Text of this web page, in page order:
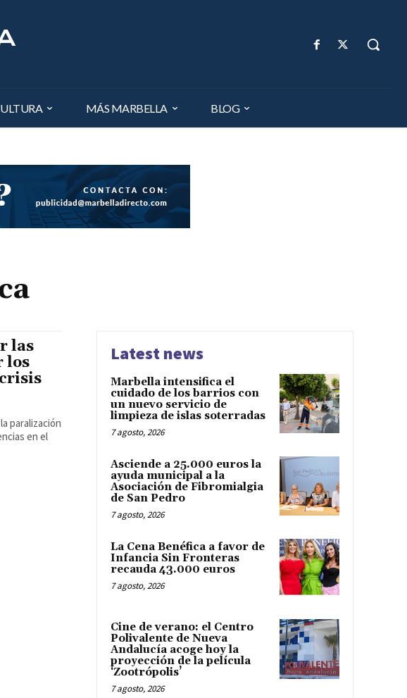
MÁS MARBELLA BLOG
las
los
paralización
en el
Latest news
Marbella intensifica el
cuidado de los barrios con
un nuevo servicio de
limpieza de islas soterradas
7 agosto, 2026
Asciende a 25.000 euros la
ayuda municipal a la
Asociación de Fibromialgia
de San Pedro
7 agosto, 2026
La Cena Benéfica a favor de
Infancia Sin Fronteras
recauda 43.000 euros
7 agosto, 2026
Cine de verano: el Centro
Polivalente de Nueva
Andalucía acoge hoy la
proyección de la película
‘Zootrópolis’
7 agosto, 2026